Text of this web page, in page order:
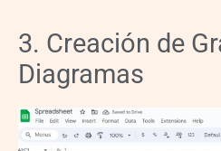
3. Creación de
Diagramas